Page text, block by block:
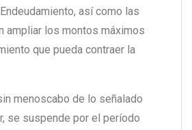
así como las
ampliar los montos máximos
que pueda contraer la
menoscabo de lo señalado
se suspende por el período